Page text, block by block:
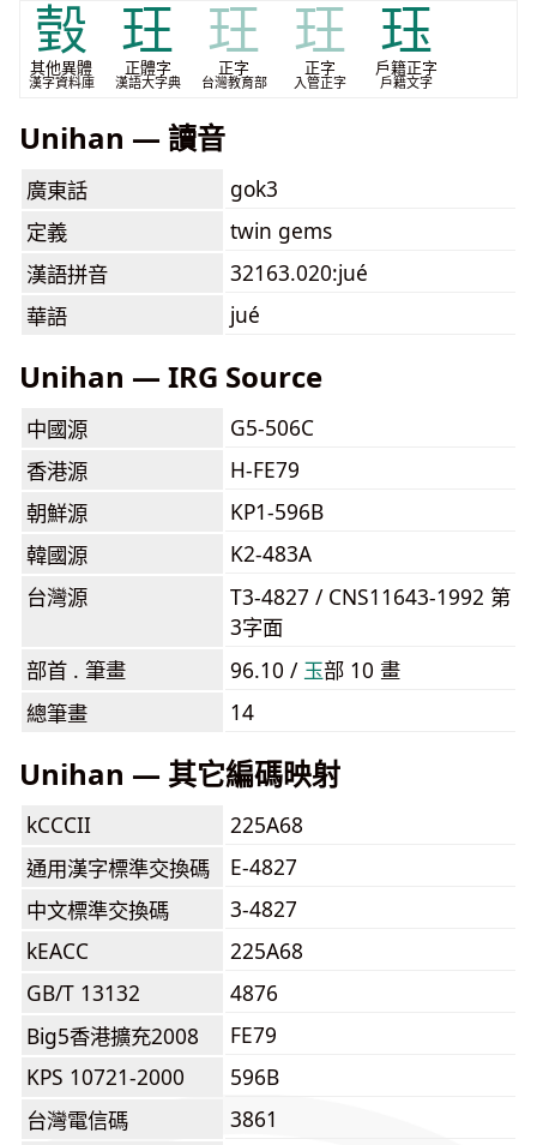
㲄
其他異體
漢字資料庫
玨
正體字
漢語大字典
玨
正字
台灣教育部
玨
正字
入管正字
珏
戶籍正字
戶籍文字
Unihan — 讀音
廣東話
gok3
定義
twin gems
漢語拼音
32163.020:jué
華語
jué
Unihan — IRG Source
中國源
G5-506C
香港源
H-FE79
朝鮮源
KP1-596B
韓國源
K2-483A
台灣源
T3-4827 / CNS11643-1992 第
3字面
部首 . 筆畫
96.10 / ⽟部 10 畫
總筆畫
14
Unihan — 其它編碼映射
kCCCII
225A68
通用漢字標準交換碼
E-4827
中文標準交換碼
3-4827
kEACC
225A68
GB/T 13132
4876
Big5香港擴充2008
FE79
KPS 10721-2000
596B
台灣電信碼
3861